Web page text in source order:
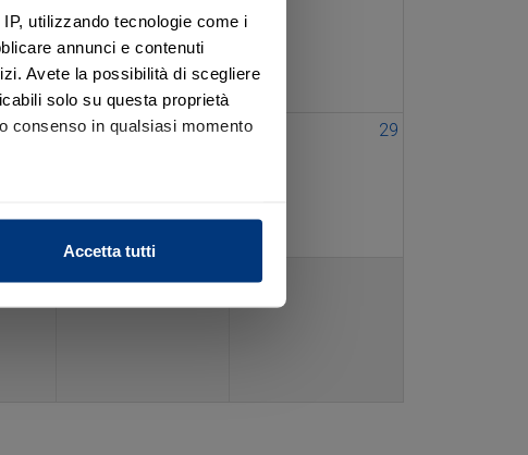
utilizzando tecnologie come i
annunci e contenuti
Avete la possibilità di scegliere
solo su questa proprietà
consenso in qualsiasi momento
specifiche (impronte
Accetta tutti
27 28 29